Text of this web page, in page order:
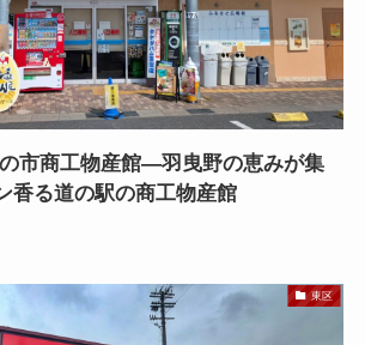
市商工物産館—羽曳野の恵みが集
香る道の駅の商工物産館
東区